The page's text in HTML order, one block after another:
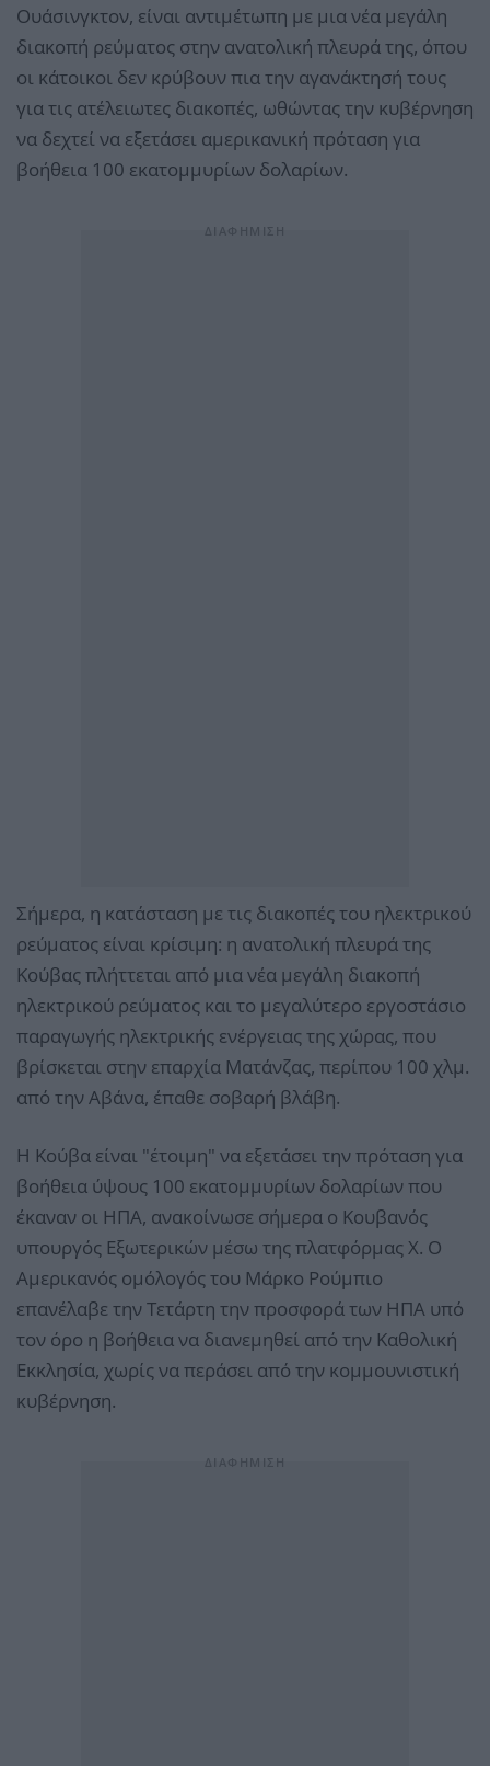
Ουάσινγκτον, είναι αντιμέτωπη με μια νέα μεγάλη
διακοπή ρεύματος στην ανατολική πλευρά της, όπου
οι κάτοικοι δεν κρύβουν πια την αγανάκτησή τους
για τις ατέλειωτες διακοπές, ωθώντας την κυβέρνηση
να δεχτεί να εξετάσει αμερικανική πρόταση για
βοήθεια 100 εκατομμυρίων δολαρίων.
Σήμερα, η κατάσταση με τις διακοπές του ηλεκτρικού
ρεύματος είναι κρίσιμη: η ανατολική πλευρά της
Κούβας πλήττεται από μια νέα μεγάλη διακοπή
ηλεκτρικού ρεύματος και το μεγαλύτερο εργοστάσιο
παραγωγής ηλεκτρικής ενέργειας της χώρας, που
βρίσκεται στην επαρχία Ματάνζας, περίπου 100 χλμ.
από την Αβάνα, έπαθε σοβαρή βλάβη.
Η Κούβα είναι "έτοιμη" να εξετάσει την πρόταση για
βοήθεια ύψους 100 εκατομμυρίων δολαρίων που
έκαναν οι ΗΠΑ, ανακοίνωσε σήμερα ο Κουβανός
υπουργός Εξωτερικών μέσω της πλατφόρμας Χ. Ο
Αμερικανός ομόλογός του Μάρκο Ρούμπιο
επανέλαβε την Τετάρτη την προσφορά των ΗΠΑ υπό
τον όρο η βοήθεια να διανεμηθεί από την Καθολική
Εκκλησία, χωρίς να περάσει από την κομμουνιστική
κυβέρνηση.